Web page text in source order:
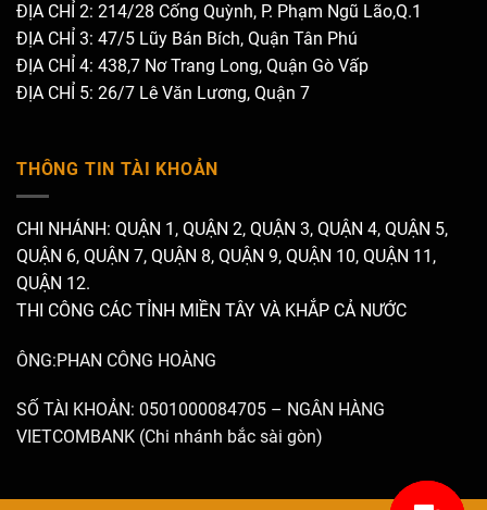
ĐỊA CHỈ 2: 214/28 Cống Quỳnh, P. Phạm Ngũ Lão,Q.1
ĐỊA CHỈ 3: 47/5 Lũy Bán Bích, Quận Tân Phú
ĐỊA CHỈ 4: 438,7 Nơ Trang Long, Quận Gò Vấp
ĐỊA CHỈ 5: 26/7 Lê Văn Lương, Quận 7
THÔNG TIN TÀI KHOẢN
CHI NHÁNH: QUẬN 1, QUẬN 2, QUẬN 3, QUẬN 4, QUẬN 5,
QUẬN 6, QUẬN 7, QUẬN 8, QUẬN 9, QUẬN 10, QUẬN 11,
QUẬN 12.
THI CÔNG CÁC TỈNH MIỀN TÂY VÀ KHẮP CẢ NƯỚC
ÔNG:PHAN CÔNG HOÀNG
SỐ TÀI KHOẢN: 0501000084705 – NGÂN HÀNG
VIETCOMBANK (Chi nhánh bắc sài gòn)